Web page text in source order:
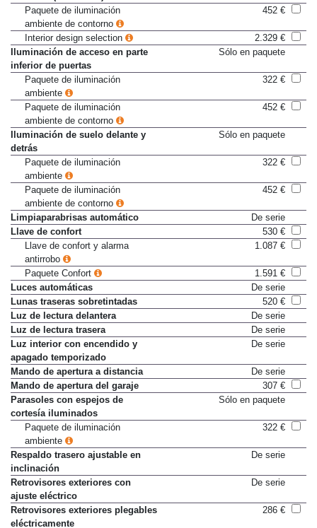
contorno (multicolor)
Paquete de iluminación
ambiente de contorno
Interior design selection
2.329 €
Iluminación de acceso en parte
inferior de puertas
Paquete de iluminación
ambiente
Paquete de iluminación
ambiente de contorno
Iluminación de suelo delante y
detrás
Paquete de iluminación
ambiente
Paquete de iluminación
ambiente de contorno
Limpiaparabrisas automático
De serie
Llave de confort
530 €
Llave de confort y alarma
antirrobo
Paquete Confort
1.591 €
Luces automáticas
De serie
Lunas traseras sobretintadas
520 €
Luz de lectura delantera
De serie
Luz de lectura trasera
De serie
Luz interior con encendido y
apagado temporizado
Mando de apertura a distancia
De serie
Mando de apertura del garaje
307 €
Parasoles con espejos de
cortesía iluminados
Paquete de iluminación
ambiente
Respaldo trasero ajustable en
inclinación
Retrovisores exteriores con
ajuste eléctrico
Retrovisores exteriores plegables